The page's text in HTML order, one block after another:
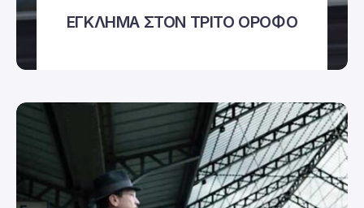
ΕΓΚΛΗΜΑ ΣΤΟΝ ΤΡΙΤΟ ΟΡΟΦΟ